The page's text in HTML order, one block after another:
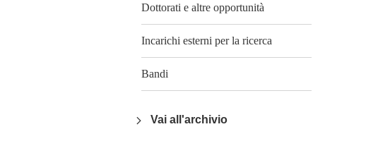
Dottorati e altre opportunità
Incarichi esterni per la ricerca
Bandi
Vai all'archivio